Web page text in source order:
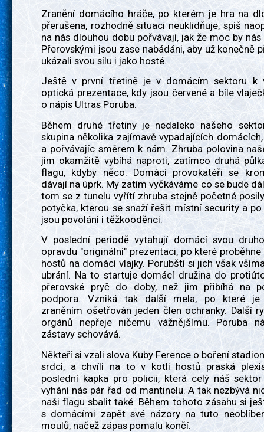
Zranění domácího hráče, po kterém je hra na
přerušena, rozhodně situaci neuklidňuje, spíš
na nás dlouhou dobu pořvávají, jak že moc by
Přerovskými jsou zase nabádáni, aby už konečně
ukázali svou sílu i jako hosté.
Ještě v první třetině je v domácím sektoru k
optická prezentace, kdy jsou červené a bíle
o nápis Ultras Poruba.
Během druhé třetiny je nedaleko našeho
skupina několika zajímavě vypadajících
a pořvávajíc směrem k nám. Zhruba polovina
jim okamžitě vybíhá naproti, zatímco druhá
flagu, kdyby něco. Domácí provokatéři se
dávají na úprk. My zatím vyčkáváme co se bude
tom se z tunelu vyřítí zhruba stejně početné
potyčka, kterou se snaží řešit místní security a
jsou povoláni i těžkooděnci.
V poslední periodě vytahují domácí svou
opravdu "originální" prezentaci, po které proběhne
hostů na domácí vlajky. Porubští si jich však
ubrání. Na to startuje domácí družina do
přerovské pryč do doby, než jim přibíhá na
podpora. Vzniká tak další mela, po které je
zraněním ošetřován jeden člen ochranky. Další
orgánů nepřeje ničemu vážnějšímu. Poruba
zástavy schovává.
Někteří si vzali slova Kuby Ference o boření
srdci, a chvíli na to v kotli hostů praská
poslední kapka pro policii, která celý náš
vyhání nás pár řad od mantinelu. A tak nezbývá
naši flagu sbalit také. Během tohoto zásahu si
s domácími zapět své názory na tuto
moulů, načež zápas pomalu končí.